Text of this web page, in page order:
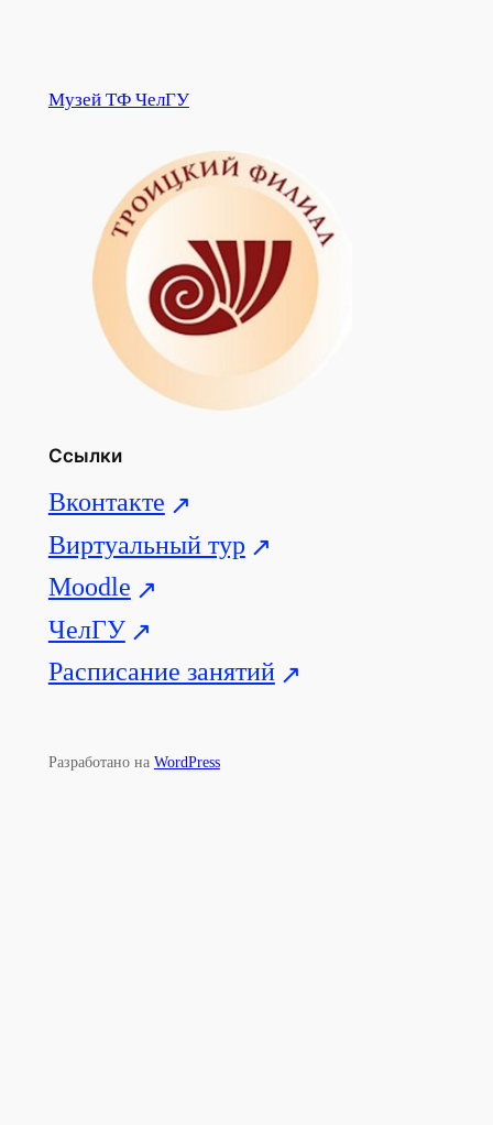
Музей ТФ ЧелГУ
Ссылки
Вконтакте
Виртуальный тур
Moodle
ЧелГУ
Расписание занятий
Разработано на WordPress